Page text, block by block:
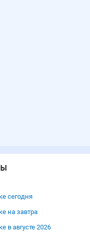
сегодня
на завтра
в августе 2026